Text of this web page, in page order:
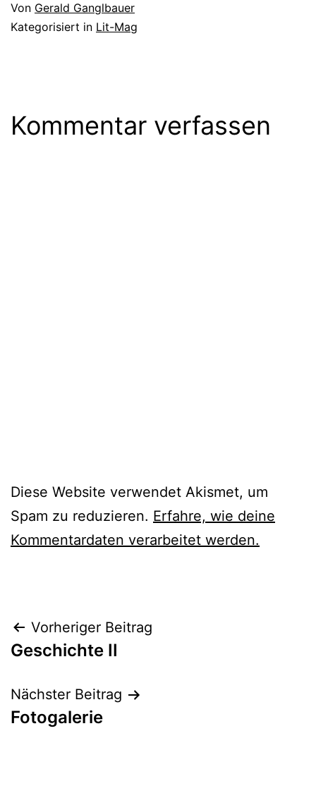
Von Gerald Ganglbauer
Kategorisiert in Lit-Mag
Kommentar verfassen
Diese Website verwendet Akismet, um
Spam zu reduzieren. Erfahre, wie deine
Kommentardaten verarbeitet werden.
Beitragsnavigation
Vorheriger Beitrag
Geschichte II
Nächster Beitrag
Fotogalerie